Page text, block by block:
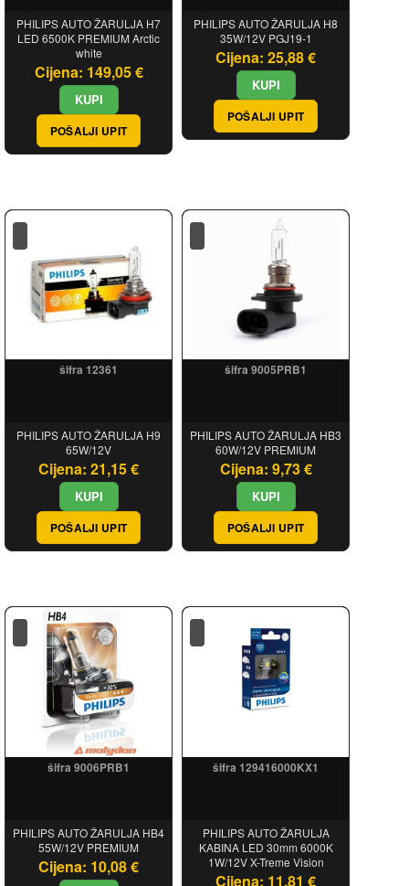
PHILIPS AUTO ŽARULJA H7
LED 6500K PREMIUM Arctic
white
Cijena: 149,05 €
POŠALJI UPIT
PHILIPS AUTO ŽARULJA H8
35W/12V PGJ19-1
Cijena: 25,88 €
POŠALJI UPIT
šifra 12361
PHILIPS AUTO ŽARULJA H9
65W/12V
Cijena: 21,15 €
POŠALJI UPIT
šifra 9005PRB1
PHILIPS AUTO ŽARULJA HB3
60W/12V PREMIUM
Cijena: 9,73 €
POŠALJI UPIT
šifra 9006PRB1
PHILIPS AUTO ŽARULJA HB4
55W/12V PREMIUM
Cijena: 10,08 €
šifra 129416000KX1
PHILIPS AUTO ŽARULJA
KABINA LED 30mm 6000K
1W/12V X-Treme Vision
Cijena: 11,81 €